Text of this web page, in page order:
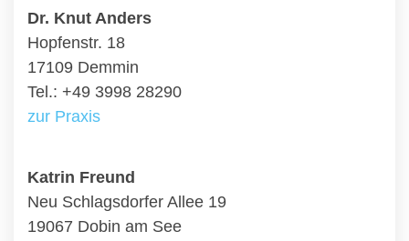
Dr. Knut Anders
Hopfenstr. 18
17109 Demmin
Tel.: +49 3998 28290
zur Praxis
Katrin Freund
Neu Schlagsdorfer Allee 19
19067 Dobin am See